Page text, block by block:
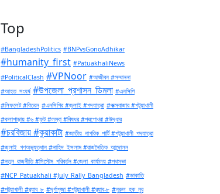
Top
#BangladeshPolitics #BNPvsGonoAdhikar
#humanity_first #PatuakhaliNews
#PoliticalClash #VPNoor #আজীবন #সম্মাননা
#আহত_সংঘর্ষ #উপজেলা_প্রশাসন_ডিমলা #এনসিপি
#লিফলেট #বিতরন #এনসিপির #জুলাই #পদযাত্রা #কক্সবাজার #পটুয়াখালী
#কলাপাড়ায় #৬ #ফুট #লম্বা #বিষধর #পদ্মগোখরা #উদ্ধার
#চরবিজায় #কুয়াকাটা #জাতীয়_নাগরিক_পার্টি #পটুয়াখালী_পদযাত্রা
#জুলাই_গণঅভ্যুত্থান #নাহিদ_ইসলাম #রাজনৈতিক_আন্দোলন
#নতুন_রাজনীতি #সিস্টেম_পরিবর্তন #জেলা_কার্যালয় #পথসভা
#NCP_Patuakhali #July_Rally_Bangladesh #ডাকাতি
#পটুয়াখালী #র‍্যাব_৮ #দূর্গাপুজা #পটুয়াখালী #র‍্যাব-৮ #নুরুল_হক_নুর